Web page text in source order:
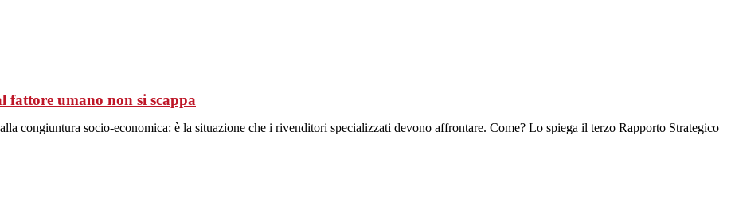
fattore umano non si scappa
congiuntura socio-economica: è la situazione che i rivenditori specializzati devono affrontare. Come? Lo spiega il terzo Rapporto Strategico